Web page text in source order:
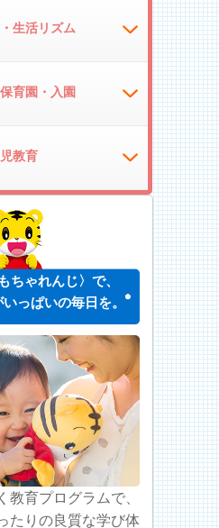
生活リズム
育園・入園
教育
ちゃれんじ〉で、
いっぱいの毎日を。
教育プログラムで、
たりの良質な学び体